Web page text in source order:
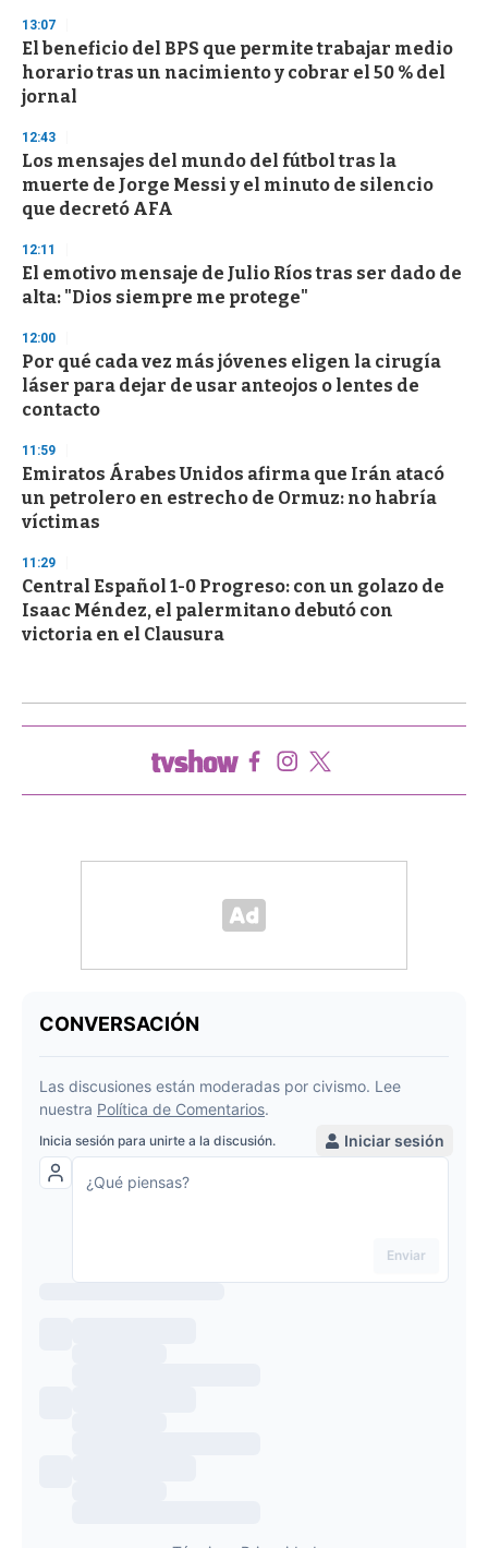
d
s
13:07
El beneficio del BPS que permite trabajar medio
horario tras un nacimiento y cobrar el 50 % del
jornal
12:43
Los mensajes del mundo del fútbol tras la
muerte de Jorge Messi y el minuto de silencio
que decretó AFA
12:11
El emotivo mensaje de Julio Ríos tras ser dado de
alta: "Dios siempre me protege"
12:00
Por qué cada vez más jóvenes eligen la cirugía
láser para dejar de usar anteojos o lentes de
contacto
11:59
Emiratos Árabes Unidos afirma que Irán atacó
un petrolero en estrecho de Ormuz: no habría
víctimas
11:29
Central Español 1-0 Progreso: con un golazo de
Isaac Méndez, el palermitano debutó con
victoria en el Clausura